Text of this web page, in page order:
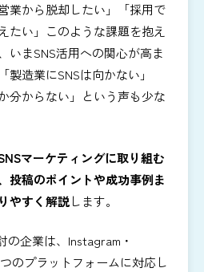
業から脱却したい」「採用で
たい」このような課題を抱え
いまSNS活用への関心が高ま
造業にSNSは向かない」
分からない」という声も少な
マーケティングに取り組む
投稿のポイントや成功事例ま
やすく解説します。
の企業は、Instagram・
のプラットフォームに対応し